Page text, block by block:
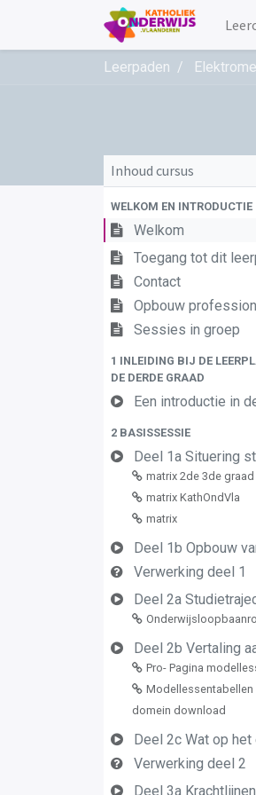
Leerpaden
Inhoud cursus
WELKOM EN INTRODUCTIE
Welkom
Toegang tot dit
Contact
Opbouw
Sessies in groep
1 INLEIDING BIJ DE
DE DERDE GRAAD
Een introductie in de nieuwe leerplannen
2 BASISSESSIE
Deel 1a Situering structuur
matrix 2de 3de graad
matrix KathOndVla
matrix
Deel 1b Opbouw van een leerplan
Verwerking deel 1
Deel 2a
Deel 2b Vertaling
Pro- Pagina
Modellessentabellen
domein download
Deel 2c Wat op het einde
Verwerking deel 2
Deel 3a